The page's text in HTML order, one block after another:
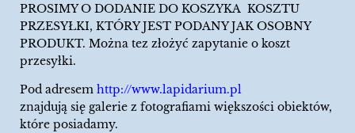
PROSIMY O DODANIE DO KOSZYKA KOSZTU
PRZESYŁKI, KTÓRY JEST PODANY JAK OSOBNY
PRODUKT. Można tez złożyć zapytanie o koszt
przesyłki.
Pod adresem http://www.lapidarium.pl
znajdują się galerie z fotografiami większości obiektów,
które posiadamy.